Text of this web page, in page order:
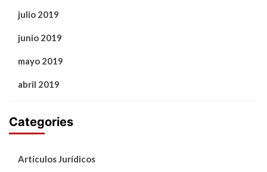
julio 2019
junio 2019
mayo 2019
abril 2019
Categories
Artículos Jurídicos